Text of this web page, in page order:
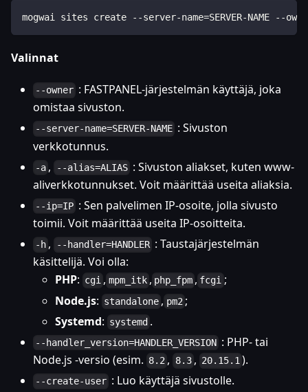
mogwai sites create --server-name=SERVER-NAME --
Valinnat
--owner : FASTPANEL-järjestelmän käyttäjä, joka
omistaa sivuston.
--server-name=SERVER-NAME : Sivuston
verkkotunnus.
-a , --alias=ALIAS : Sivuston aliakset, kuten www-
aliverkkotunnukset. Voit määrittää useita aliaksia.
--ip=IP : Sen palvelimen IP-osoite, jolla sivusto
toimii. Voit määrittää useita IP-osoitteita.
-h , --handler=HANDLER : Taustajärjestelmän
käsittelijä. Voi olla:
PHP: cgi , mpm_itk , php_fpm , fcgi ;
Node.js: standalone , pm2 ;
Systemd: systemd .
--handler_version=HANDLER_VERSION : PHP- tai
Node.js -versio (esim. 8.2 , 8.3 , 20.15.1).
--create-user : Luo käyttäjä sivustolle.